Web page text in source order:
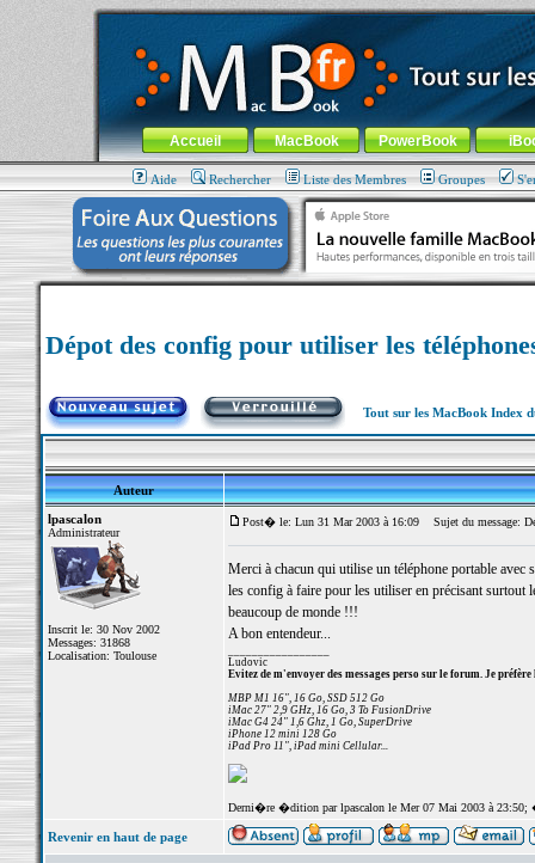
MacBook-fr.com : 100% Apple... 100% nomade !
Aller au contenu-Aller au menu général-Aller au menu de
Menu général
Accueil MacBook PowerBook
Aide Rechercher Liste des Membres Groupes
Dépot des config pour utiliser les
Tout sur les MacBook Index
Auteur
lpascalon
Administrateur
Inscrit le: 30 Nov 2002
Messages: 31868
Localisation: Toulouse
Post� le: Lun 31 Mar 2003 à 16:09 Sujet du message:
Merci à chacun qui utilise un téléphone portable
les config à faire pour les utiliser en précisant surtout
beaucoup de monde !!!
A bon entendeur...
Ludovic
Evitez de m'envoyer des messages perso sur le forum. Je préfère
MBP M1 16", 16 Go, SSD 512 Go
iMac 27" 2,9 GHz, 16 Go, 3 To FusionDrive
iMac G4 24" 1,6 Ghz, 1 Go, SuperDrive
iPhone 12 mini 128 Go
iPad Pro 11", iPad mini Cellular...
Derni�re �dition par lpascalon le Mer 07 Mai 2003 à
Revenir en haut de page